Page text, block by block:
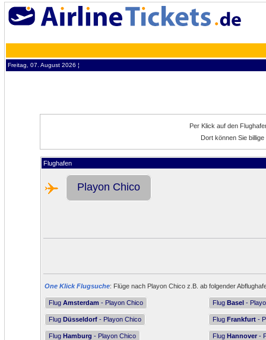
Freitag, 07. August 2026 ¦
Per Klick auf den
Dort können Sie
Flughafen
Playon Chico
One Klick Flugsuche: Flüge nach Playon Chico z.B. ab folgender
Flug Amsterdam - Playon Chico Flug Basel -
Flug Düsseldorf - Playon Chico Flug Frankfurt -
Flug Hamburg - Playon Chico Flug Hannover -